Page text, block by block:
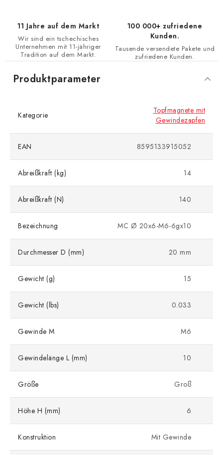
11 Jahre auf dem Markt
Wir sind ein tschechisches
Unternehmen mit 11-jähriger
Tradition auf dem Markt.
100 000+ zufriedene
Kunden.
Tausende versendete Pakete und
zufriedene Kunden.
Produktparameter
Kategorie
Topfmagnete mit
Gewindezapfen
EAN 8595133915052
Abreißkraft (kg) 14
Abreißkraft (N) 140
Bezeichnung MC Ø 20x6-M6-6gx10
Durchmesser D (mm) 20 mm
Gewicht (g) 15
Gewicht (lbs) 0.033
Gewinde M M6
Gewindelänge L (mm) 10
Größe Groß
Höhe H (mm) 6
Konstruktion Mit Gewinde